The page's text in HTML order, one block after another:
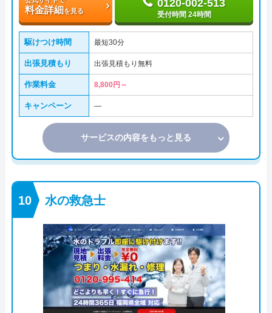
料金詳細を見る
0120-002-513
受付時間 24時間
駆けつけ時間 最短30分
出張見積もり 出張見積もり無料
作業料金 8,800円～
キャンペーン ―
サービスの内容をもっと見る
水の救急士